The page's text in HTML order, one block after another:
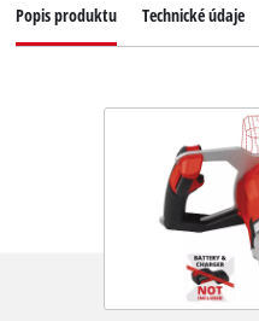
Popis produktu Technické údaje